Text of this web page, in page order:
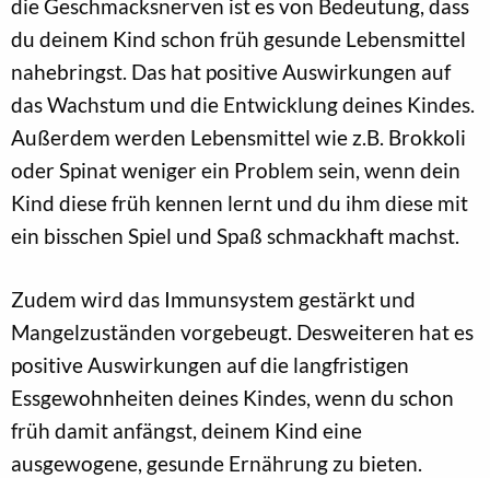
die Geschmacksnerven ist es von Bedeutung, dass
du deinem Kind schon früh gesunde Lebensmittel
nahebringst. Das hat positive Auswirkungen auf
das Wachstum und die Entwicklung deines Kindes.
Außerdem werden Lebensmittel wie z.B. Brokkoli
oder Spinat weniger ein Problem sein, wenn dein
Kind diese früh kennen lernt und du ihm diese mit
ein bisschen Spiel und Spaß schmackhaft machst.
Zudem wird das Immunsystem gestärkt und
Mangelzuständen vorgebeugt. Desweiteren hat es
positive Auswirkungen auf die langfristigen
Essgewohnheiten deines Kindes, wenn du schon
früh damit anfängst, deinem Kind eine
ausgewogene, gesunde Ernährung zu bieten.